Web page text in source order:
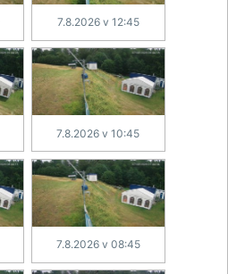
7.8.2026 v 12:45
7.8.2026 v 10:45
7.8.2026 v 08:45